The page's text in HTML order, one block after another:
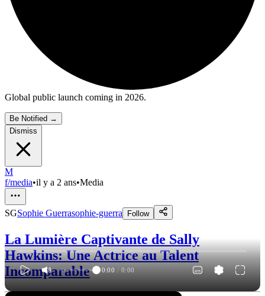
Global public launch coming in 2026.
Be Notified →
Dismiss
M
f/media•il y a 2 ans•Media
SGSophie Guerrasophie-guerra Follow
La Lumière Captivante de Sally
Hawkins: Une Actrice au Talent
Incomparable
0:00 / 0:00